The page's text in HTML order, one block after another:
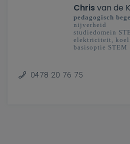
Chrisvan de
pedagogisch
nijverheid
studiedomein
elektriciteit,
basisoptie STEM
0478 20 76 75